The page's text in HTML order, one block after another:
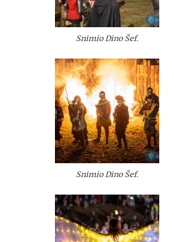
Snimio Dino Šef.
Snimio Dino Šef.